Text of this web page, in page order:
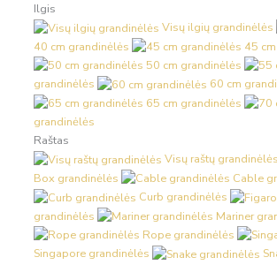
Ilgis
Visų ilgių grandinėlės
40 cm grandinėlės
45
50 cm grandinėlės
grandinėlės
60 cm
65 cm grandinėlės
grandinėlės
Raštas
Visų raštų grandinėlės
Box grandinėlės
Cable
Curb grandinėlės
grandinėlės
Mariner
Rope grandinėlės
Singapore grandinėlės